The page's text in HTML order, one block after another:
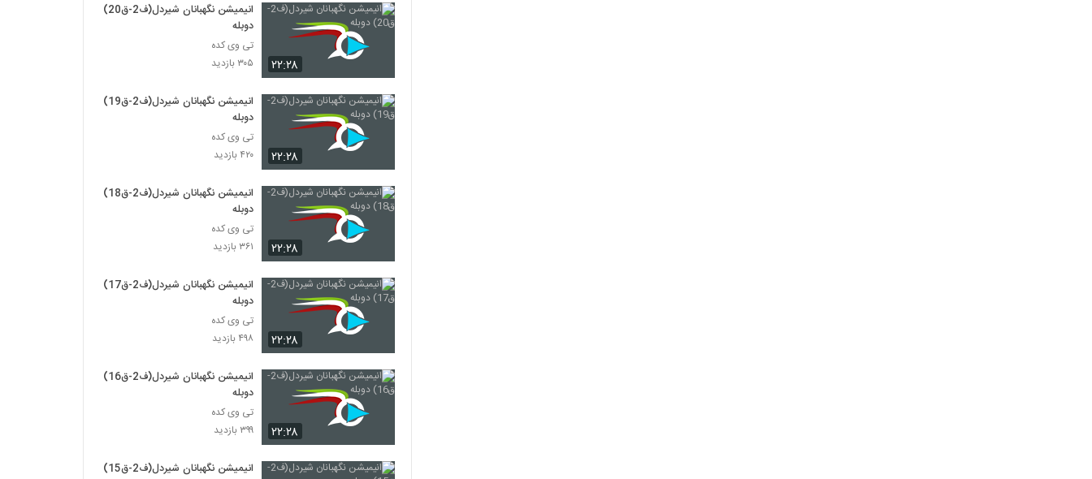
۲۲:۲۸
انیمیشن نگهبانان شیردل(ف2-ق20)
دوبله
تی وی کده
۳۰۵ بازدید
۲۲:۲۸
انیمیشن نگهبانان شیردل(ف2-ق19)
دوبله
تی وی کده
۴۲۰ بازدید
۲۲:۲۸
انیمیشن نگهبانان شیردل(ف2-ق18)
دوبله
تی وی کده
۳۶۱ بازدید
۲۲:۲۸
انیمیشن نگهبانان شیردل(ف2-ق17)
دوبله
تی وی کده
۴۹۸ بازدید
۲۲:۲۸
انیمیشن نگهبانان شیردل(ف2-ق16)
دوبله
تی وی کده
۳۹۹ بازدید
انیمیشن نگهبانان شیردل(ف2-ق15)